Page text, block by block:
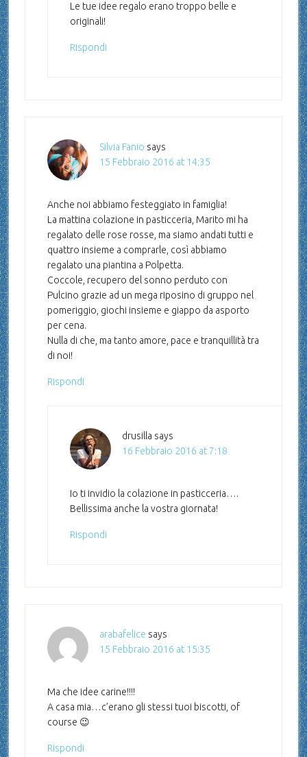
Le tue idee regalo erano troppo belle e
originali!
Rispondi
Silvia Fanio says
15 Febbraio 2016 at 14:35
Anche noi abbiamo festeggiato in famiglia!
La mattina colazione in pasticceria, Marito mi ha
regalato delle rose rosse, ma siamo andati tutti e
quattro insieme a comprarle, così abbiamo
regalato una piantina a Polpetta.
Coccole, recupero del sonno perduto con
Pulcino grazie ad un mega riposino di gruppo nel
pomeriggio, giochi insieme e giappo da asporto
per cena.
Nulla di che, ma tanto amore, pace e tranquillità tra
di noi!
Rispondi
drusilla says
16 Febbraio 2016 at 7:18
Io ti invidio la colazione in pasticceria….
Bellissima anche la vostra giornata!
Rispondi
arabafelice says
15 Febbraio 2016 at 15:35
Ma che idee carine!!!!
A casa mia…c’erano gli stessi tuoi biscotti, of
course 😉
Rispondi